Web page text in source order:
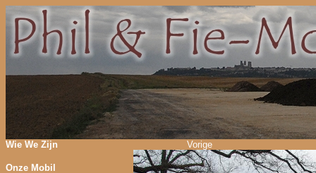
Wie We Zijn
Onze Mobil
Vorige